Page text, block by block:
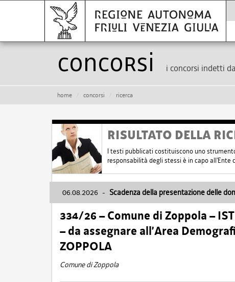
Concorsi i concorsi indetti
home concorsi ricerca
RISULTATO DELLA
I testi pubblicati costituiscono uno
responsabilità degli stessi è in capo all'Ente
06.08.2026 - Scadenza della presentazione delle
334/26 – Comune di Zoppola –
– da assegnare all’Area
ZOPPOLA
Comune di Zoppola